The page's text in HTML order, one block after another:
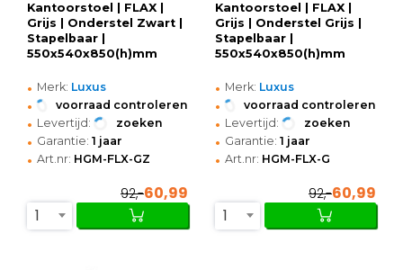
Kantoorstoel | FLAX |
Grijs | Onderstel Zwart |
Stapelbaar |
550x540x850(h)mm
• Merk: Luxus
• voorraad controleren
• Levertijd: zoeken
• Garantie: 1 jaar
• Art.nr: HGM-FLX-GZ
92,-60,99
1
Kantoorstoel | FLAX |
Grijs | Onderstel Grijs |
Stapelbaar |
550x540x850(h)mm
• Merk: Luxus
• voorraad controleren
• Levertijd: zoeken
• Garantie: 1 jaar
• Art.nr: HGM-FLX-G
92,-60,99
1